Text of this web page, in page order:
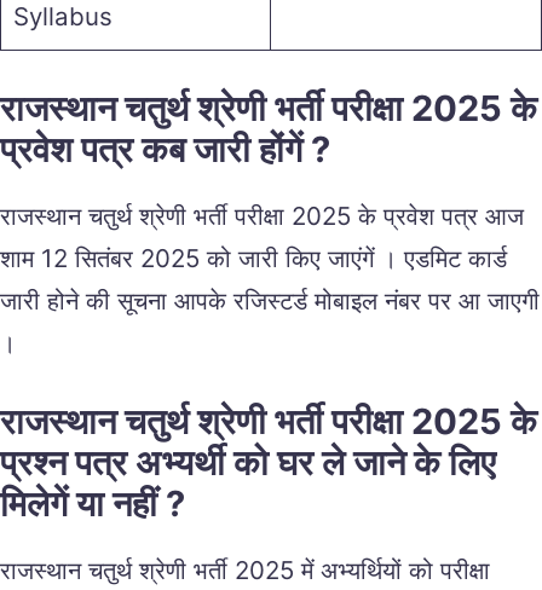
Syllabus
राजस्थान चतुर्थ श्रेणी भर्ती परीक्षा 2025 के
प्रवेश पत्र कब जारी होंगें ?
राजस्थान चतुर्थ श्रेणी भर्ती परीक्षा 2025 के प्रवेश पत्र आज
शाम 12 सितंबर 2025 को जारी किए जाएंगें । एडमिट कार्ड
जारी होने की सूचना आपके रजिस्टर्ड मोबाइल नंबर पर आ जाएगी
।
राजस्थान चतुर्थ श्रेणी भर्ती परीक्षा 2025 के
प्रश्न पत्र अभ्यर्थी को घर ले जाने के लिए
मिलेगें या नहीं ?
राजस्थान चतुर्थ श्रेणी भर्ती 2025 में अभ्यर्थियों को परीक्षा